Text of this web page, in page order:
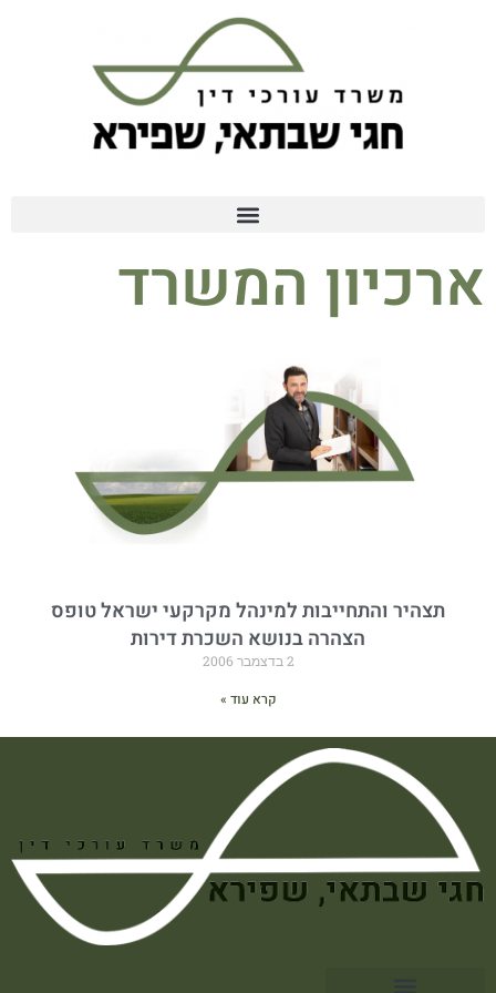
ארכיון המשרד
תצהיר והתחייבות למינהל מקרקעי ישראל טופס
הצהרה בנושא השכרת דירות
2 בדצמבר 2006
קרא עוד »